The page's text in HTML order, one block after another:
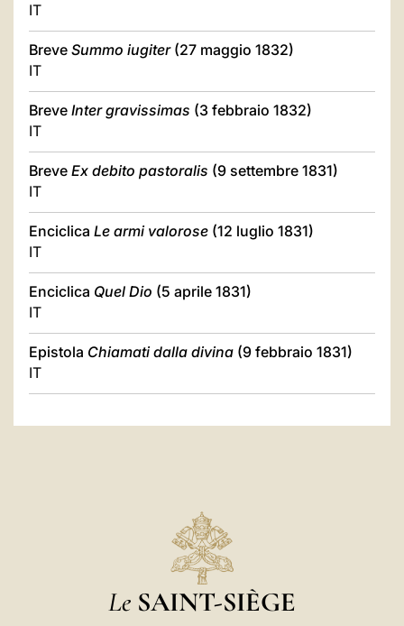
IT
Breve Summo iugiter(27 maggio 1832)
IT
Breve Inter gravissimas (3 febbraio 1832)
IT
Breve Ex debito pastoralis (9 settembre 1831)
IT
Enciclica Le armi valorose (12 luglio 1831)
IT
Enciclica Quel Dio (5 aprile 1831)
IT
Epistola Chiamati dalla divina (9 febbraio 1831)
IT
Le SAINT-SIÈGE